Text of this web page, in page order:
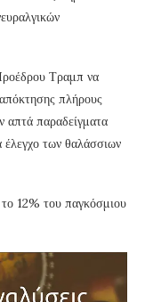
Τραμπ να
πλήρους
απτά παραδείγματα
έλεγχο των θαλάσσιων
12% του παγκόσμιου